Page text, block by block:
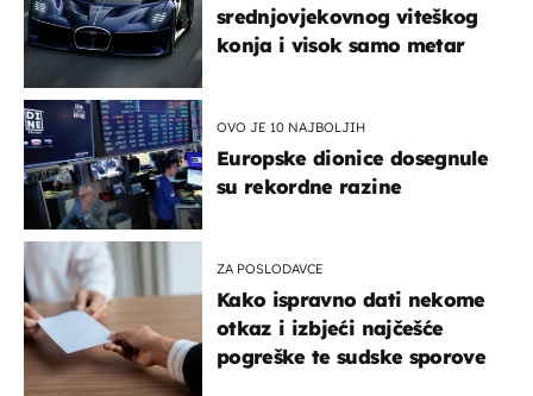
srednjovjekovnog viteškog
konja i visok samo metar
OVO JE 10 NAJBOLJIH
Europske dionice dosegnule
su rekordne razine
ZA POSLODAVCE
Kako ispravno dati nekome
otkaz i izbjeći najčešće
pogreške te sudske sporove